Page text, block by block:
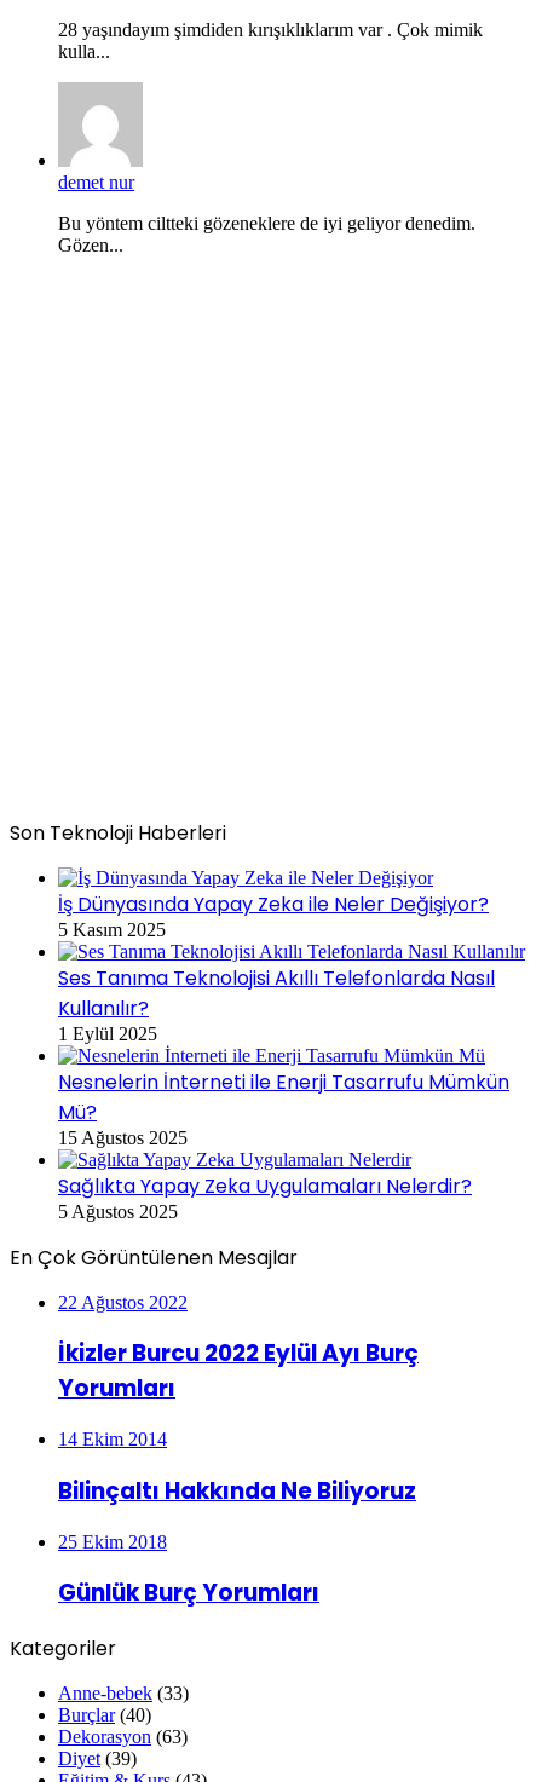
28 yaşındayım şimdiden kırışıklıklarım var . Çok mimik
kulla...
demet nur
Bu yöntem ciltteki gözeneklere de iyi geliyor denedim.
Gözen...
Son Teknoloji Haberleri
İş Dünyasında Yapay Zeka ile Neler Değişiyor?
5 Kasım 2025
Ses Tanıma Teknolojisi Akıllı Telefonlarda Nasıl
Kullanılır?
1 Eylül 2025
Nesnelerin İnterneti ile Enerji Tasarrufu Mümkün
Mü?
15 Ağustos 2025
Sağlıkta Yapay Zeka Uygulamaları Nelerdir?
5 Ağustos 2025
En Çok Görüntülenen Mesajlar
22 Ağustos 2022
İkizler Burcu 2022 Eylül Ayı Burç
Yorumları
14 Ekim 2014
Bilinçaltı Hakkında Ne Biliyoruz
25 Ekim 2018
Günlük Burç Yorumları
Kategoriler
Anne-bebek (33)
Burçlar(40)
Dekorasyon (63)
Diyet (39)